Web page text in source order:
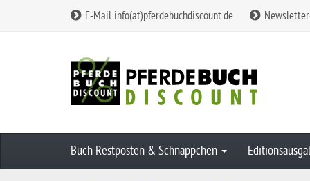
E-Mail info(at)pferdebuchdiscount.de
Buch Restposten & Schnäppchen